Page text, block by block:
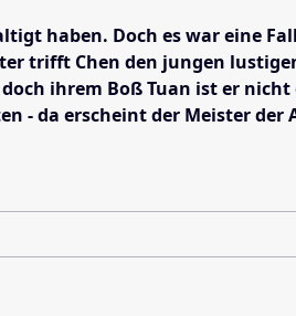
haben. Doch es war eine
trifft Chen den jungen
ihrem Boß Tuan ist er
- da erscheint der Meister der